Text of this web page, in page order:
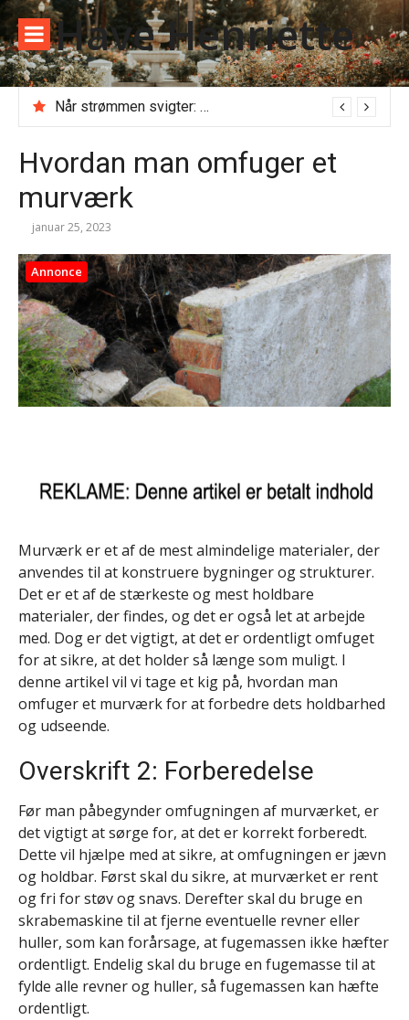
Spring
til
indhold Have Henriette
Når strømmen svigter: Alt du skal vide, før du ringer til en akut elektriker
Hvordan man omfuger et
murværk
januar 25, 2023
Annonce
Murværk er et af de mest almindelige materialer, der
anvendes til at konstruere bygninger og strukturer.
Det er et af de stærkeste og mest holdbare
materialer, der findes, og det er også let at arbejde
med. Dog er det vigtigt, at det er ordentligt omfuget
for at sikre, at det holder så længe som muligt. I
denne artikel vil vi tage et kig på, hvordan man
omfuger et murværk for at forbedre dets holdbarhed
og udseende.
Overskrift 2: Forberedelse
Før man påbegynder omfugningen af murværket, er
det vigtigt at sørge for, at det er korrekt forberedt.
Dette vil hjælpe med at sikre, at omfugningen er jævn
og holdbar. Først skal du sikre, at murværket er rent
og fri for støv og snavs. Derefter skal du bruge en
skrabemaskine til at fjerne eventuelle revner eller
huller, som kan forårsage, at fugemassen ikke hæfter
ordentligt. Endelig skal du bruge en fugemasse til at
fylde alle revner og huller, så fugemassen kan hæfte
ordentligt.